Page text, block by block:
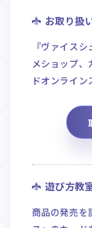
お取り扱
『ヴァイス
メショップ
ドオンライン
遊び方教
商品の発売を